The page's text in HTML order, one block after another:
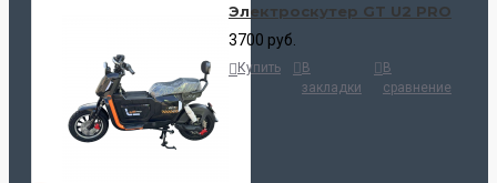
Электроскутер GT U2 PRO
3700 руб.
Купить
В
закладки
В
сравнение